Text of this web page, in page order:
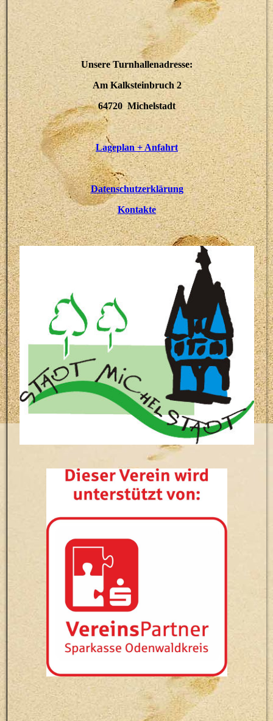
Unsere Turnhallenadresse:
Am Kalksteinbruch 2
64720 Michelstadt
Lageplan + Anfahrt
Datenschutzerklärung
Kontakte